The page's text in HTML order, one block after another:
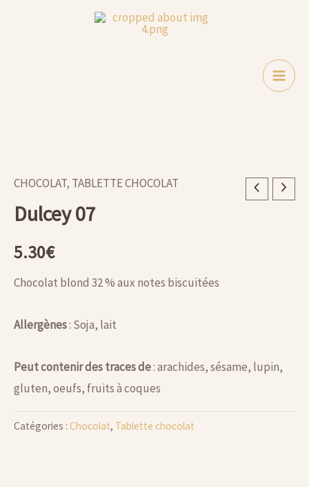
CHOCOLAT, TABLETTE CHOCOLAT
Dulcey 07
5.30€
Chocolat blond 32 % aux notes biscuitées
Allergènes: Soja, lait
Peut contenir des traces de: arachides, sésame, lupin,
gluten, oeufs, fruits à coques
Catégories : Chocolat, Tablette chocolat
quantité
de
07